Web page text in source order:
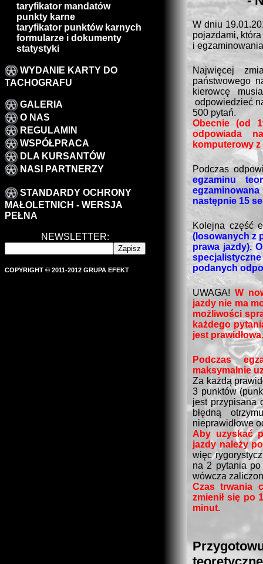
taryfikator mandatów
punkty karne
taryfikator punktów karnych
formularze i dokumenty
statystyki
WYDANIE KARTY DO
TACHOGRAFU
GALERIA
O NAS
REGULAMIN
WSPÓŁPRACA
DLA KURSANTÓW
NASI PARTNERZY
STANDARDY OCHRONY
MAŁOLETNICH - WERSJA
PEŁNA
NEWSLETTER:
COPYRIGHT © 2011-2012 GRUPA EFEKT
W dniu
pojazdami,
i
Najwięcej
państwowego
kierowcę
odpowiedzieć
500 pytań.
Obecnie (od
odpowiada
komputerowy
Podczas
egzaminu
następnie 15
Kolejna część
(losowanych z
prawa jazdy).
podanych
UWAGA!W
jazdy nie ma
możliwości
każdego
jest prawidłowa.
Podczas
maksymalnie
Za każdą
3 punktów
jest przypisana
błędną
nieprawidłowe
Aby uzyskać
jazdy należy
więc
na 2 pytania
wówcza
Czas trwania
zmienił się po
minut.